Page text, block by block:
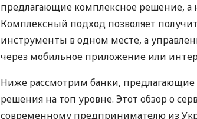
предлагающие комплексное решение, а
Комплексный подход позволяет
инструменты в одном месте, а
через мобильное приложение или
Ниже рассмотрим банки, предлагающие
решения на топ уровне. Этот обзор о
современному предпринимателю из